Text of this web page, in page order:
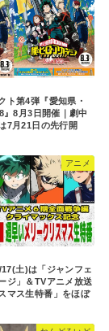
ト第4弾『愛知県・
』8月3日開催｜劇中
7月21日の先行開
アニメ
17(土)は「ジャンフェ
ジ」＆TVアニメ放送
マス生特番」をほぼ